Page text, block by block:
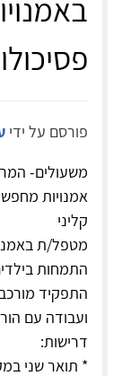
פורסם על ידי
משעולים-
אמנויות
קליני
מטפל/ת
התמחות
התפקיד מורכב
ועבודה עם
דרישות:
* תואר שני